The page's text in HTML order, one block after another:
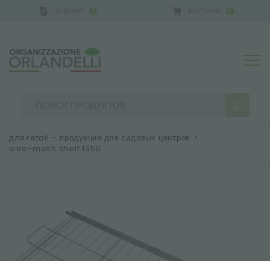
0 0
БОЛЬШЕ РЕЗУЛЬТАТОВ ДЛЯ ВАС:
для retail – продукция для садовых центров >
wire-mesh shelf 1350